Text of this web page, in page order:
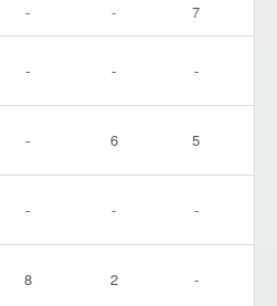
- - 7
- - -
- 6 5
- - -
8 2 -